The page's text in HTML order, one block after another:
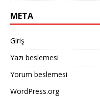
META
Giriş
Yazı beslemesi
Yorum beslemesi
WordPress.org